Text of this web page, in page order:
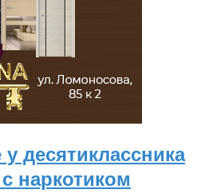
десятиклассника
наркотиком